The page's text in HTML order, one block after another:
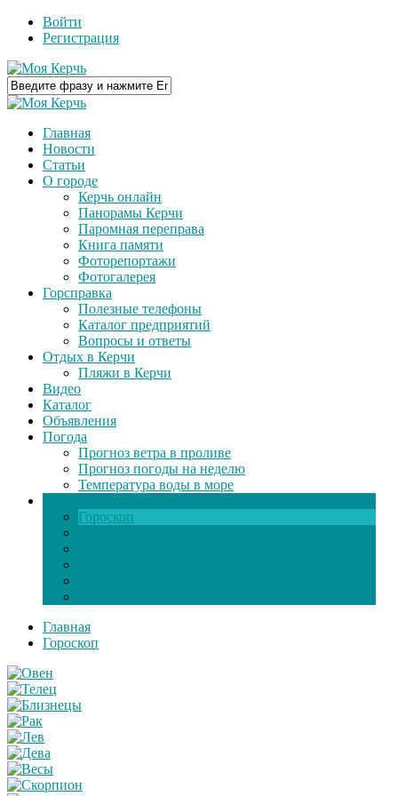
Войти
Регистрация
Главная
Новости
Статьи
О городе
Керчь онлайн
Панорамы Керчи
Паромная переправа
Книга памяти
Фоторепортажи
Фотогалерея
Горсправка
Полезные телефоны
Каталог предприятий
Вопросы и ответы
Отдых в Керчи
Пляжи в Керчи
Видео
Каталог
Объявления
Погода
Прогноз ветра в проливе
Прогноз погоды на неделю
Температура воды в море
Гороскоп
Главная
Гороскоп